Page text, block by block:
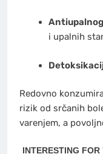
i upalnih
Redovno
rizik od srčanih
varenjem, a